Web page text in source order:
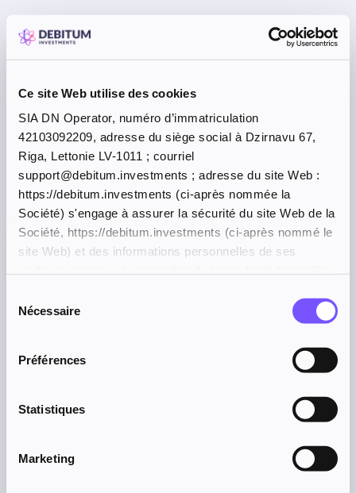
Ce site Web utilise des cookies
SIA DN Operator, numéro d’immatriculation
42103092209, adresse du siège social à Dzirnavu 67,
Riga, Lettonie LV-1011 ; courriel
support@debitum.investments ; adresse du site Web :
https://debitum.investments (ci-après nommée la
Société) s'engage à assurer la sécurité du site Web de la
Société, https://debitum.investments (ci-après nommé le
site Web) et des informations personnelles de ses
contenu.
Nécessaire
Préférences
Statistiques
Marketing
Application error: a client-side exception has occurred (see the
browser console for more information).